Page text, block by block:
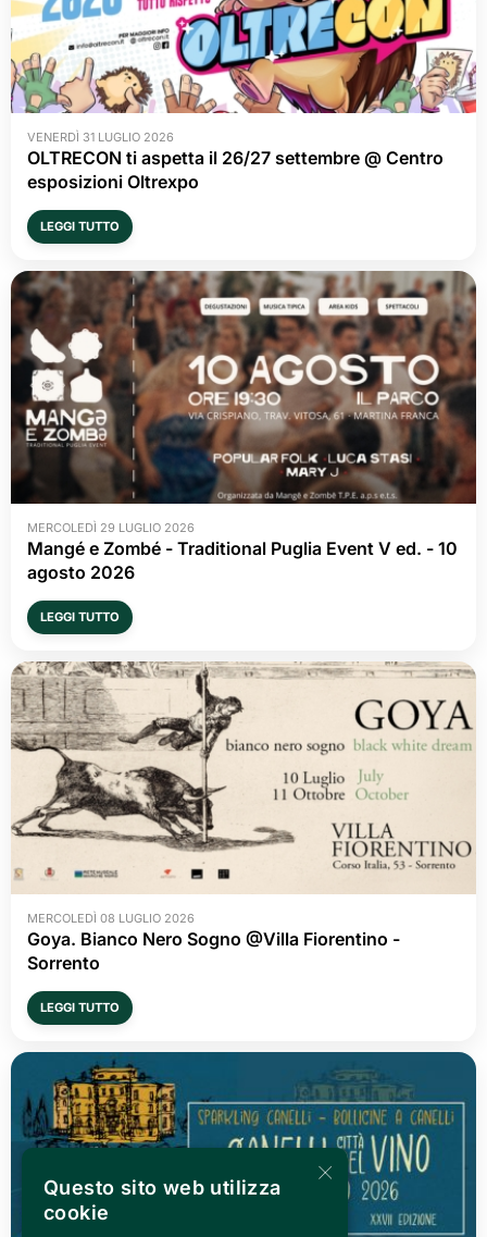
VENERDÌ 31 LUGLIO 2026
OLTRECON ti aspetta il 26/27 settembre @ Centro
esposizioni Oltrexpo
LEGGI TUTTO
MERCOLEDÌ 29 LUGLIO 2026
Mangé e Zombé - Traditional Puglia Event V ed. - 10
agosto 2026
LEGGI TUTTO
MERCOLEDÌ 08 LUGLIO 2026
Goya. Bianco Nero Sogno @Villa Fiorentino -
Sorrento
LEGGI TUTTO
×
Questo sito web utilizza
cookie